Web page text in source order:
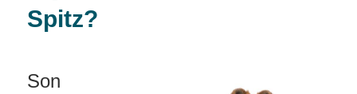
Spitz?
Son